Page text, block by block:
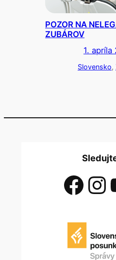
POZOR NA
ZUBÁROV
1. apríla
Slovensko,
Facebook Instagram